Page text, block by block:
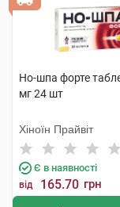
Но-шпа форте
мг 24 шт
Хіноїн Прайвіт
Є в наявності
від 165.70 грн